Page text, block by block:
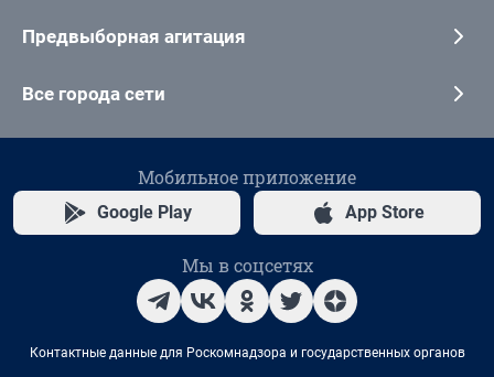
Предвыборная агитация
Все города сети
Мобильное приложение
Google Play App Store
Мы в соцсетях
Контактные данные для Роскомнадзора и государственных органов